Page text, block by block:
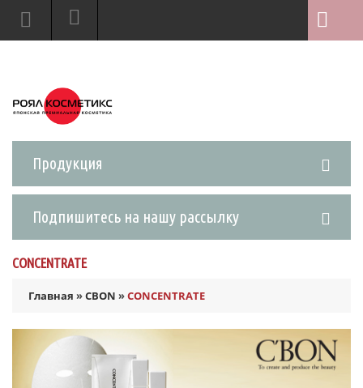
Продукция
Подпишитесь на нашу рассылку
CONCENTRATE
Главная »CBON »CONCENTRATE